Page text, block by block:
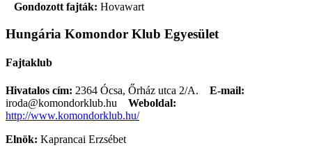
Gondozott fajták: Hovawart
Hungária Komondor Klub Egyesület
Fajtaklub
Hivatalos cím: 2364 Ócsa, Őrház utca 2/A. E-mail:
iroda@komondorklub.hu
Weboldal:
http://www.komondorklub.hu/
Elnök: Kaprancai Erzsébet